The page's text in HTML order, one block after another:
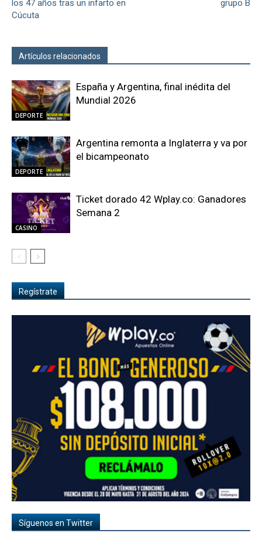
los 47 años tras un infarto en
Cúcuta
grupo B
Artículos relacionados
DEPORTE
España y Argentina, final inédita del
Mundial 2026
DEPORTE
Argentina remonta a Inglaterra y va por
el bicampeonato
CASINO
Ticket dorado 42 Wplay.co: Ganadores
Semana 2
Regístrate
Síguenos en Twitter